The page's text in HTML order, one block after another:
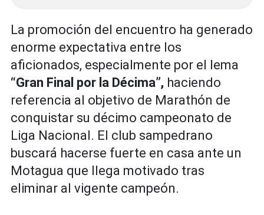
La promoción del encuentro ha generado
enorme expectativa entre los
aficionados, especialmente por el lema
“Gran Final por la Décima”, haciendo
referencia al objetivo de Marathón de
conquistar su décimo campeonato de
Liga Nacional. El club sampedrano
buscará hacerse fuerte en casa ante un
Motagua que llega motivado tras
eliminar al vigente campeón.